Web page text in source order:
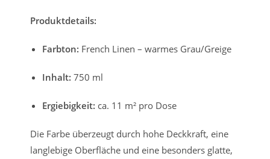
Produktdetails:
Farbton: French Linen – warmes Grau/Greige
Inhalt: 750 ml
Ergiebigkeit: ca. 11 m² pro Dose
Die Farbe überzeugt durch hohe Deckkraft, eine
langlebige Oberfläche und eine besonders glatte,